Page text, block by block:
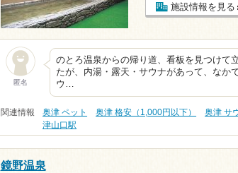
施設情報を見る
匿名
のとろ温泉からの帰り道、看板を見つけて
たが、内湯・露天・サウナがあって、なか
ウ…
関連情報 奥津 ペット 奥津 格安（1,000円以下） 奥津 サ
津山口駅
鏡野温泉